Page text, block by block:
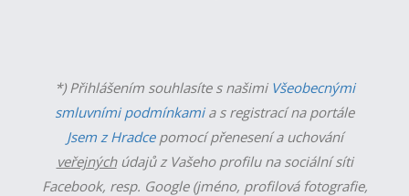
*) Přihlášením souhlasíte s našimi Všeobecnými
smluvními podmínkamia s registrací na portále
Jsem z Hradcepomocí přenesení a uchování
veřejnýchúdajů z Vašeho profilu na sociální síti
Facebook, resp. Google (jméno, profilová fotografie,